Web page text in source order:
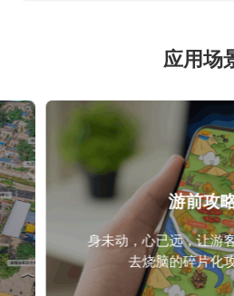
应用场
游前攻
身未动，心已远，让游
去烧脑的碎片化